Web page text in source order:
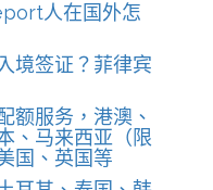
人在国外怎
境签证？菲律宾
额服务，港澳、
、马来西亚（限
国、英国等